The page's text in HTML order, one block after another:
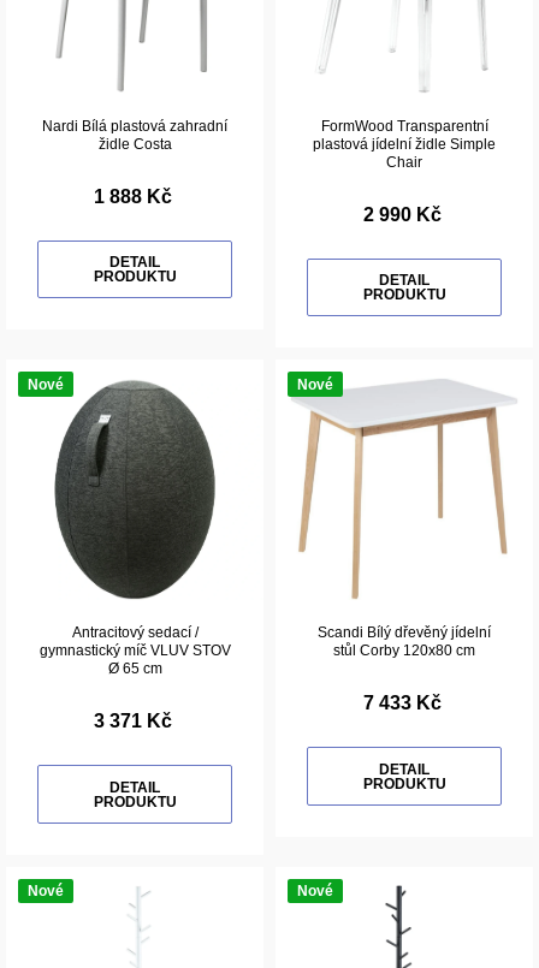
Nardi Bílá plastová zahradní
židle Costa
1 888 Kč
DETAIL
PRODUKTU
FormWood Transparentní
plastová jídelní židle Simple
Chair
2 990 Kč
DETAIL
PRODUKTU
Nové
Antracitový sedací /
gymnastický míč VLUV STOV
Ø 65 cm
3 371 Kč
DETAIL
PRODUKTU
Nové
Scandi Bílý dřevěný jídelní
stůl Corby 120x80 cm
7 433 Kč
DETAIL
PRODUKTU
Nové Nové